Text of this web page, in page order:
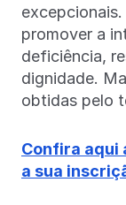
promover a
deficiência,
dignidade.
obtidas pelo
Confira aqui
a sua